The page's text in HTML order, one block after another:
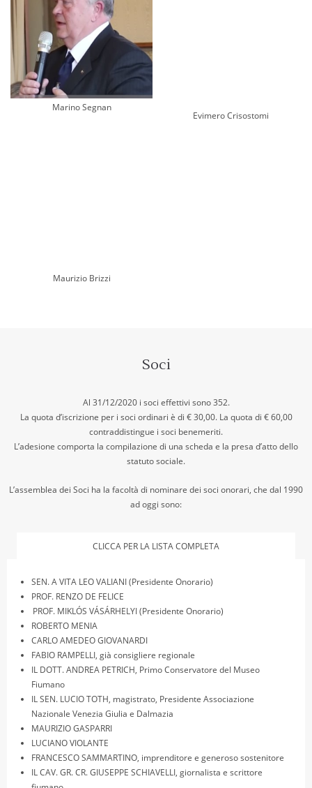
Marino Segnan
Evimero Crisostomi
Maurizio Brizzi
Soci
Al 31/12/2020 i soci effettivi sono 352.
La quota d’iscrizione per i soci ordinari è di € 30,00. La quota di € 60,00
contraddistingue i soci benemeriti.
L’adesione comporta la compilazione di una scheda e la presa d’atto dello
statuto sociale.
L’assemblea dei Soci ha la facoltà di nominare dei soci onorari, che dal 1990
ad oggi sono:
CLICCA PER LA LISTA COMPLETA
SEN. A VITA LEO VALIANI (Presidente Onorario)
PROF. RENZO DE FELICE
PROF. MIKLÓS VÁSÁRHELYI (Presidente Onorario)
ROBERTO MENIA
CARLO AMEDEO GIOVANARDI
FABIO RAMPELLI, già consigliere regionale
IL DOTT. ANDREA PETRICH, Primo Conservatore del Museo
Fiumano
IL SEN. LUCIO TOTH, magistrato, Presidente Associazione
Nazionale Venezia Giulia e Dalmazia
MAURIZIO GASPARRI
LUCIANO VIOLANTE
FRANCESCO SAMMARTINO, imprenditore e generoso sostenitore
IL CAV. GR. CR. GIUSEPPE SCHIAVELLI, giornalista e scrittore